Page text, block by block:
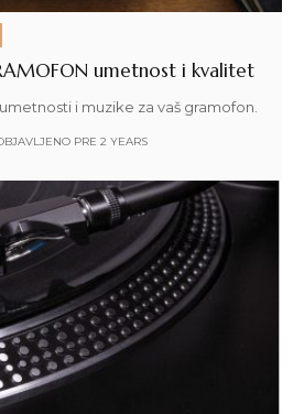
umetnost i kvalitet
i muzike za vaš gramofon.
PRE 2 YEARS